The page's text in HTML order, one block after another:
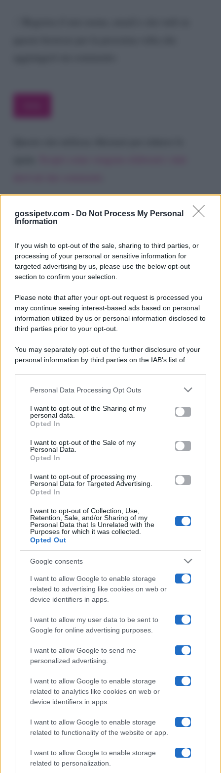
gossipetv.com - Do Not Process My Personal
Information
If you wish to opt-out of the sale, sharing to third parties, or
processing of your personal or sensitive information for
targeted advertising by us, please use the below opt-out
section to confirm your selection.
Please note that after your opt-out request is processed you
may continue seeing interest-based ads based on personal
information utilized by us or personal information disclosed to
third parties prior to your opt-out.
You may separately opt-out of the further disclosure of your
personal information by third parties on the IAB’s list of
This information may also be disclosed by us to third parties
disclose it to other third parties.
Please note that this website/app uses one or more Google
services and may gather and store information including but
not limited to your visit or usage behaviour. You may click to
grant or deny consent to Google and its third-party tags to
consent section.
Personal Data Processing Opt Outs
I want to opt-out of the Sharing of my
personal data.
Opted In
I want to opt-out of the Sale of my
Personal Data.
Opted In
I want to opt-out of processing my
Personal Data for Targeted Advertising.
Opted In
I want to opt-out of Collection, Use,
Retention, Sale, and/or Sharing of my
Personal Data that Is Unrelated with the
Purposes for which it was collected.
Opted Out
Google consents
I want to allow Google to enable storage
related to advertising like cookies on web or
device identifiers in apps.
I want to allow my user data to be sent to
Google for online advertising purposes.
I want to allow Google to send me
personalized advertising.
I want to allow Google to enable storage
related to analytics like cookies on web or
device identifiers in apps.
I want to allow Google to enable storage
related to functionality of the website or app.
I want to allow Google to enable storage
related to personalization.
Gossip e TV è un sito di MASTE S.r.l.
viale Luigi Majno n. 21 - 20129 Milano (MI)
P.Iva 10909580960
Categorie
Gossip
Televisione
Programmi TV
Amici
Ballando Con Le Stelle
Grande Fratello
Isola Dei Famosi
Uomini E Donne
Maste S.r.l.
Chi siamo
Collabora con noi
Contatti
Privacy Policy
Cookie Policy